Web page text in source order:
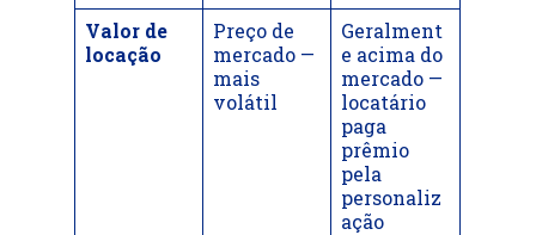
Valor de
locação
Preço de
mercado —
mais
volátil
Geralment
e acima do
mercado —
locatário
paga
prêmio
pela
personaliz
ação